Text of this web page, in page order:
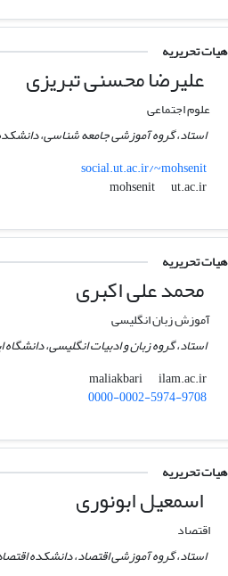
هیات تحریریه
علیرضا محسنی تبریزی
علوم اجتماعی
استاد، گروه آموزشی جامعه شناسی، دانشکده
social.ut.ac.ir/~mohsenit
mohsenit
ut.ac.ir
هیات تحریریه
محمد علی اکبری
آموزش زبان انگلیسی
استاد، گروه زبان و ادبیات انگلیسی، دانشگاه
maliakbari
ilam.ac.ir
0000-0002-5974-9708
هیات تحریریه
اسمعیل ابونوری
اقتصاد
استاد، گروه آموزشی اقتصاد، دانشکده